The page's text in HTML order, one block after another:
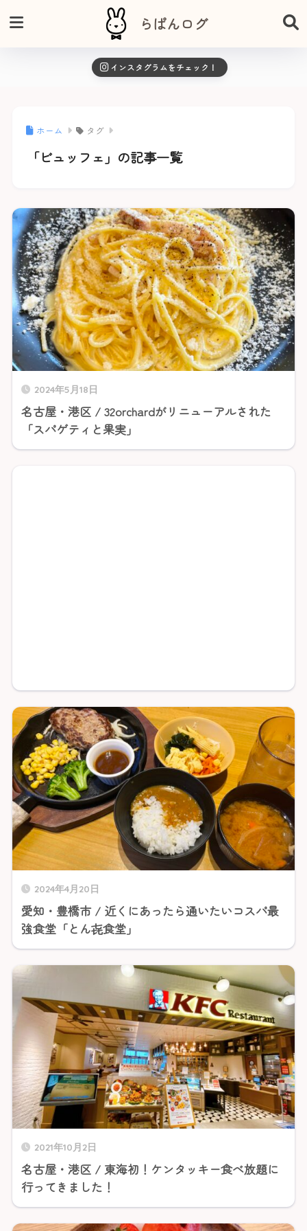
らぱんログ
インスタグラムをチェック！
ホーム タグ
「ビュッフェ」の記事一覧
2024年5月18日
名古屋・港区 / 32orchardがリニューアルされた
「スパゲティと果実」
2024年4月20日
愛知・豊橋市 / 近くにあったら通いたいコスパ最
強食堂「とん㐂食堂」
2021年10月2日
名古屋・港区 / 東海初！ケンタッキー食べ放題に
行ってきました！